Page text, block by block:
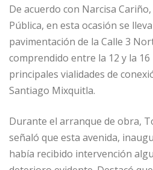
De acuerdo con Narcisa
Pública, en esta ocasión se
pavimentación de la Calle 3
comprendido entre la 12 y la
principales vialidades de
Santiago Mixquitla.
Durante el arranque de obra,
señaló que esta avenida,
había recibido intervención